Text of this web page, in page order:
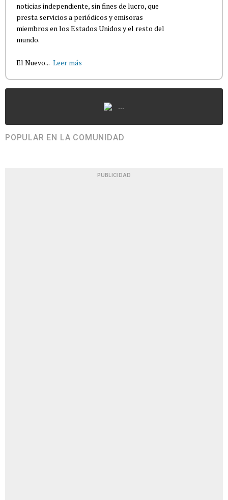
noticias independiente, sin fines de lucro, que
presta servicios a periódicos y emisoras
miembros en los Estados Unidos y el resto del
mundo.
El Nuevo... Leer más
...
POPULAR EN LA COMUNIDAD
PUBLICIDAD